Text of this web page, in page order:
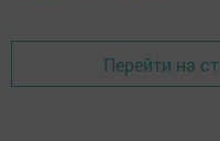
Перейти на